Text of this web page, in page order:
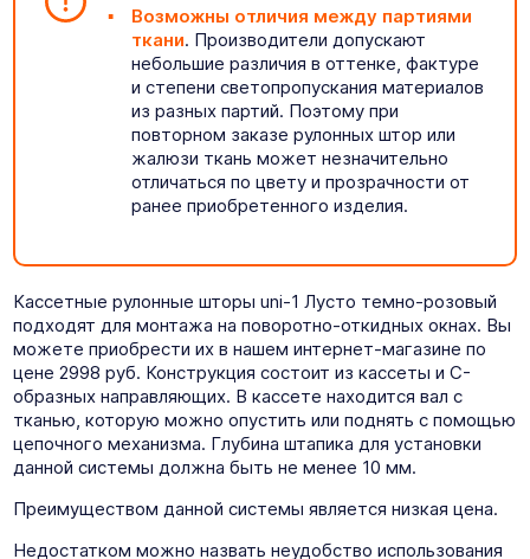
Возможны отличия между партиями
ткани. Производители допускают
небольшие различия в оттенке, фактуре
и степени светопропускания материалов
из разных партий. Поэтому при
повторном заказе рулонных штор или
жалюзи ткань может незначительно
отличаться по цвету и прозрачности от
ранее приобретенного изделия.
Кассетные рулонные шторы uni-1 Лусто темно-розовый
подходят для монтажа на поворотно-откидных окнах. Вы
можете приобрести их в нашем интернет-магазине по
цене 2998 руб. Конструкция состоит из кассеты и C-
образных направляющих. В кассете находится вал с
тканью, которую можно опустить или поднять с помощью
цепочного механизма. Глубина штапика для установки
данной системы должна быть не менее 10 мм.
Преимуществом данной системы является низкая цена.
Недостатком можно назвать неудобство использования